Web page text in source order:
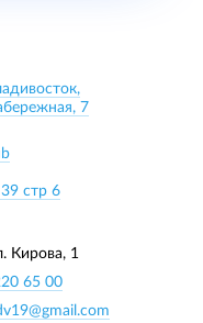
7
стр 6
Кирова, 1
65 00